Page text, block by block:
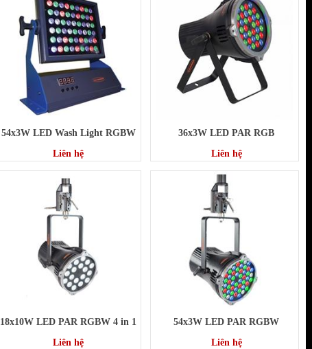
54x3W LED Wash Light RGBW
Liên hệ
36x3W LED PAR RGB
Liên hệ
18x10W LED PAR RGBW 4 in 1
Liên hệ
54x3W LED PAR RGBW
Liên hệ